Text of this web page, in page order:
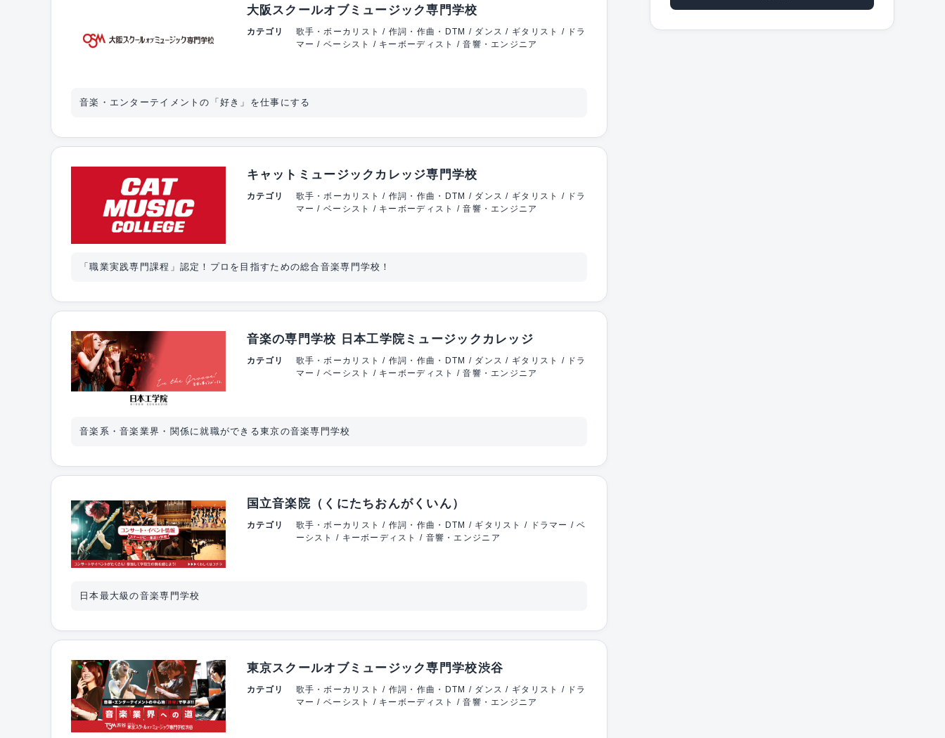
大阪スクールオブミュージック専門学校
カテゴリ
歌手・ボーカリスト / 作詞・作曲・DTM / ダンス / ギタリスト / ドラ
マー / ベーシスト / キーボーディスト / 音響・エンジニア
音楽・エンターテイメントの「好き」を仕事にする
キャットミュージックカレッジ専門学校
カテゴリ
歌手・ボーカリスト / 作詞・作曲・DTM / ダンス / ギタリスト / ドラ
マー / ベーシスト / キーボーディスト / 音響・エンジニア
「職業実践専門課程」認定！プロを目指すための総合音楽専門学校！
音楽の専門学校 日本工学院ミュージックカレッジ
カテゴリ
歌手・ボーカリスト / 作詞・作曲・DTM / ダンス / ギタリスト / ドラ
マー / ベーシスト / キーボーディスト / 音響・エンジニア
音楽系・音楽業界・関係に就職ができる東京の音楽専門学校
国立音楽院（くにたちおんがくいん）
カテゴリ
歌手・ボーカリスト / 作詞・作曲・DTM / ギタリスト / ドラマー / ベ
ーシスト / キーボーディスト / 音響・エンジニア
日本最大級の音楽専門学校
東京スクールオブミュージック専門学校渋谷
カテゴリ
歌手・ボーカリスト / 作詞・作曲・DTM / ダンス / ギタリスト / ドラ
マー / ベーシスト / キーボーディスト / 音響・エンジニア